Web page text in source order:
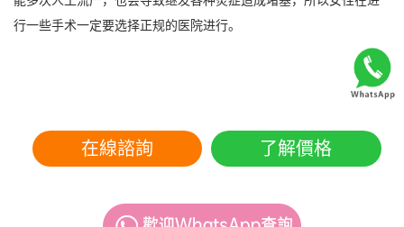
行一些手术一定要选择正规的医院进行。
在線諮詢 了解價格